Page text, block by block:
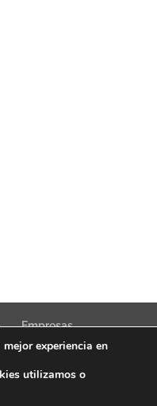
Empresas
Tendencias
experiencia en
utilizamos o